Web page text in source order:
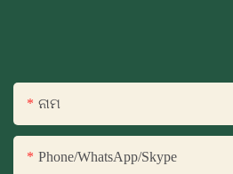
ନାମ
Phone/WhatsApp/Skype